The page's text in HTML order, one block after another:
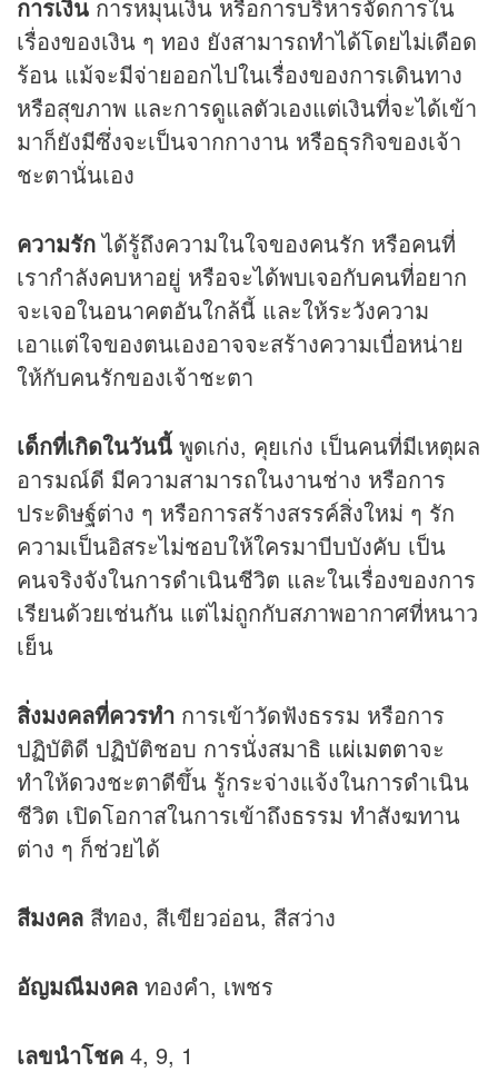
การเงิน การหมุนเงิน หรือการบริหารจัดการใน
เรื่องของเงิน ๆ ทอง ยังสามารถทำได้โดยไม่เดือด
ร้อน แม้จะมีจ่ายออกไปในเรื่องของการเดินทาง
หรือสุขภาพ และการดูแลตัวเองแต่เงินที่จะได้เข้า
มาก็ยังมีซึ่งจะเป็นจากกางาน หรือธุรกิจของเจ้า
ชะตานั่นเอง
ความรักได้รู้ถึงความในใจของคนรัก หรือคนที่
เรากำลังคบหาอยู่ หรือจะได้พบเจอกับคนที่อยาก
จะเจอในอนาคตอันใกล้นี้ และให้ระวังความ
เอาแต่ใจของตนเองอาจจะสร้างความเบื่อหน่าย
ให้กับคนรักของเจ้าชะตา
เด็กที่เกิดในวันนี้ พูดเก่ง, คุยเก่ง เป็นคนที่มีเหตุผล
อารมณ์ดี มีความสามารถในงานช่าง หรือการ
ประดิษฐ์ต่าง ๆ หรือการสร้างสรรค์สิ่งใหม่ ๆ รัก
ความเป็นอิสระไม่ชอบให้ใครมาบีบบังคับ เป็น
คนจริงจังในการดำเนินชีวิต และในเรื่องของการ
เรียนด้วยเช่นกัน แต่ไม่ถูกกับสภาพอากาศที่หนาว
เย็น
สิ่งมงคลที่ควรทำ การเข้าวัดฟังธรรม หรือการ
ปฏิบัติดี ปฏิบัติชอบ การนั่งสมาธิ แผ่เมตตาจะ
ทำให้ดวงชะตาดีขึ้น รู้กระจ่างแจ้งในการดำเนิน
ชีวิต เปิดโอกาสในการเข้าถึงธรรม ทำสังฆทาน
ต่าง ๆ ก็ช่วยได้
สีมงคล สีทอง, สีเขียวอ่อน, สีสว่าง
อัญมณีมงคล ทองคำ, เพชร
เลขนำโชค 4, 9, 1